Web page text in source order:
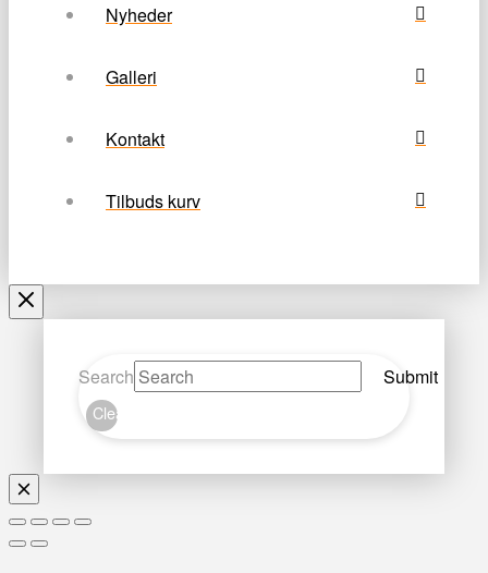
Nyheder
Galleri
Kontakt
Tilbuds kurv
Search Submit
Clear